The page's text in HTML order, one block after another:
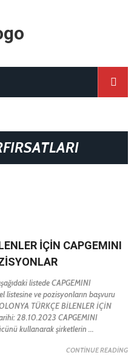
İÇİN CAPGEMINI
listede CAPGEMINI
listesine ve pozisyonların başvuru
TÜRKÇE BİLENLER İÇİN
28.10.2023 CAPGEMINI
kullanarak şirketlerin ...
CONTINUE READING